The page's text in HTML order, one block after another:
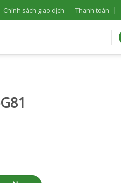
Chính sách giao dịch Thanh toán